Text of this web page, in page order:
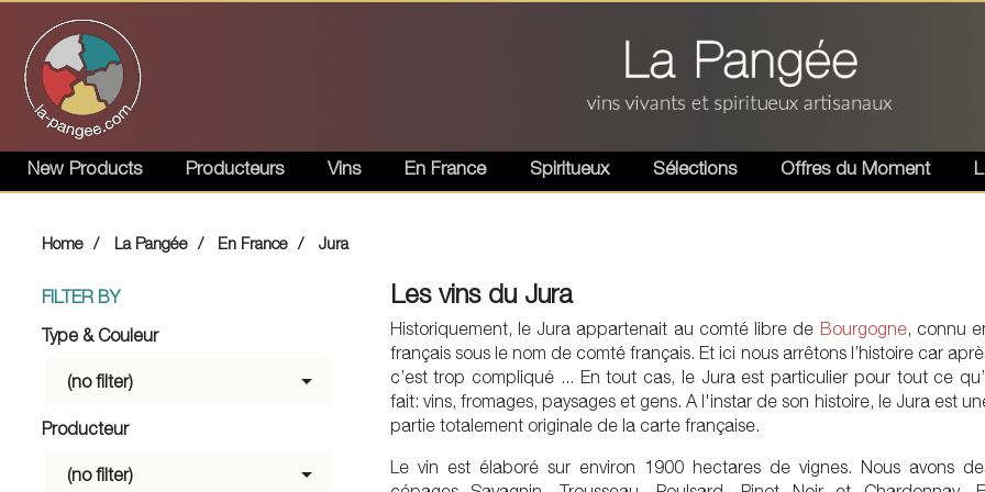
New Products Producteurs Vins En France Spiritueux Sélections Offres du Moment
Home La Pangée En France Jura
FILTER BY
Type & Couleur
(no filter) 
Producteur
(no filter) 
Les vins du Jura
Historiquement, le Jura appartenait au comté libre de Bourgogne, connu
français sous le nom de comté français. Et ici nous arrêtons l’histoire car
c’est trop compliqué ... En tout cas, le Jura est particulier pour tout ce
fait: vins, fromages, paysages et gens. A l'instar de son histoire, le Jura est
partie totalement originale de la carte française.
Le vin est élaboré sur environ 1900 hectares de vignes. Nous avons